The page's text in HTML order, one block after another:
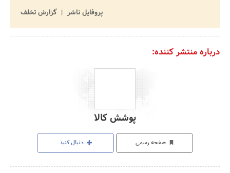
پروفایل ناشر
گزارش تخلف
درباره منتشر کننده:
پوشش کالا
صفحه رسمی دنبال کنید